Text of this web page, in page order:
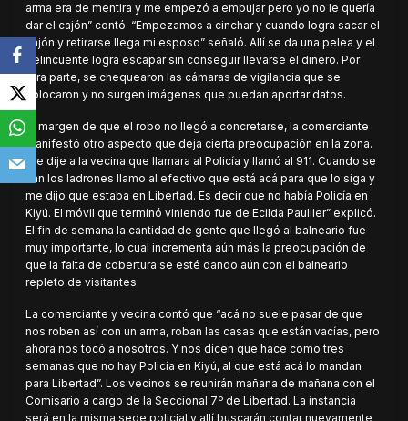
arma era de mentira y me empezó a empujar pero yo no le quería
dar el cajón” contó. “Empezamos a cinchar y cuando logra sacar el
cajón y retirarse llega mi esposo” señaló. Allí se da una pelea y el
delincuente logra escapar sin conseguir llevarse el dinero. Por
otra parte, se chequearon las cámaras de vigilancia que se
colocaron y no surgen imágenes que puedan aportar datos.
Al margen de que el robo no llegó a concretarse, la comerciante
manifestó otro aspecto que deja cierta preocupación en la zona.
“Le dije a la vecina que llamara al Policía y llamó al 911. Cuando se
van los ladrones llamo al efectivo que está acá para que lo siga y
me dijo que estaba en Libertad. Es decir que no había Policía en
Kiyú. El móvil que terminó viniendo fue de Ecilda Paullier” explicó.
El fin de semana la cantidad de gente que llegó al balneario fue
muy importante, lo cual incrementa aún más la preocupación de
que la falta de cobertura se esté dando aún con el balneario
repleto de visitantes.
La comerciante y vecina contó que “acá no suele pasar de que
nos roben así con un arma, roban las casas que están vacías, pero
ahora nos tocó a nosotros. Y nos dicen que hace como tres
semanas que no hay Policía en Kiyú, al que está acá lo mandan
para Libertad”. Los vecinos se reunirán mañana de mañana con el
Comisario a cargo de la Seccional 7º de Libertad. La instancia
será en la misma sede policial y allí buscarán contar nuevamente